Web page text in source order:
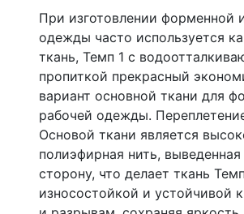
При изготовлении форменной
одежды часто используется
ткань, Темп 1 с
пропиткой прекрасный
вариант основной ткани для
рабочей одежды.
Основой ткани является
полиэфирная нить,
сторону, что делает ткань
износостойкой и устойчивой